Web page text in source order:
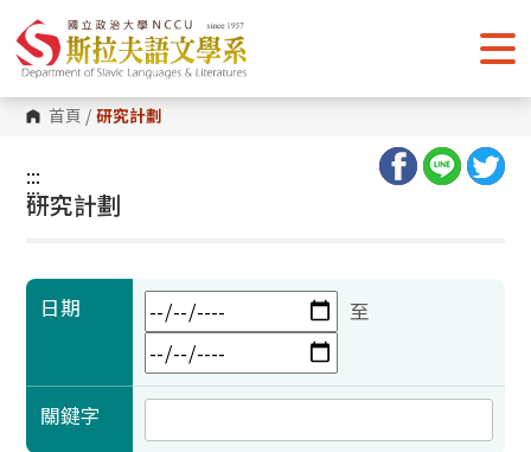
到
主
要
內
容
區 首頁 / 研究計劃
:::
:::
研究計劃
日期 至
關鍵字